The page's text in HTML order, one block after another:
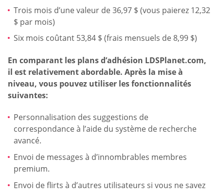
Trois mois d’une valeur de 36,97 $ (vous paierez 12,32
$ par mois)
Six mois coûtant 53,84 $ (frais mensuels de 8,99 $)
En comparant les plans d’adhésion LDSPlanet.com,
il est relativement abordable. Après la mise à
niveau, vous pouvez utiliser les fonctionnalités
suivantes:
Personnalisation des suggestions de
correspondance à l’aide du système de recherche
avancé.
Envoi de messages à d’innombrables membres
premium.
Envoi de flirts à d’autres utilisateurs si vous ne savez